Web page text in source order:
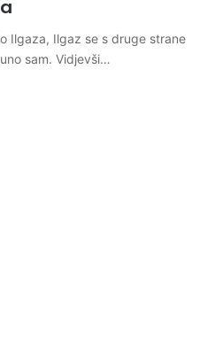
Ilgaza, Ilgaz se s druge strane
sam. Vidjevši…